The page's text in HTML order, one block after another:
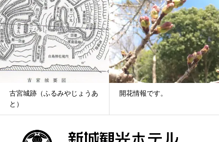
古宮城跡（ふるみやじょうあ
と）
開花情報です。